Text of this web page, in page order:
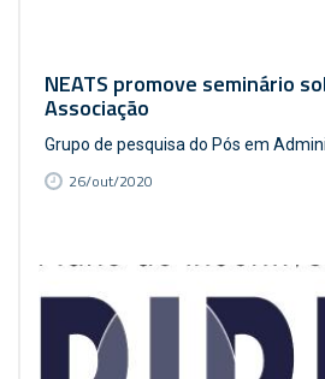
NEATS promove seminário
Associação
Grupo de pesquisa do Pós em
26/out/2020